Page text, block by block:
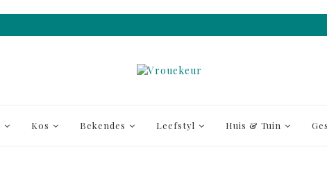
Kos Bekendes Leefstyl Huis & Tuin